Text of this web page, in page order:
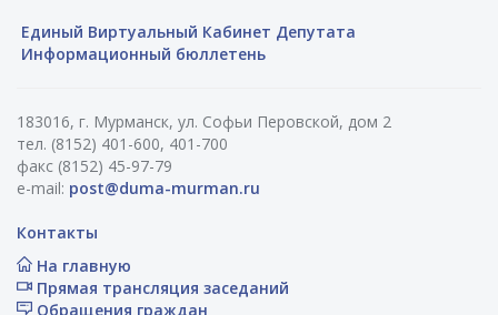
Единый Виртуальный Кабинет Депутата
Информационный бюллетень
183016, г. Мурманск, ул. Софьи Перовской, дом 2
тел. (8152) 401-600, 401-700
факс (8152) 45-97-79
e-mail: post@duma-murman.ru
Контакты
На главную
Прямая трансляция заседаний
Обращения граждан